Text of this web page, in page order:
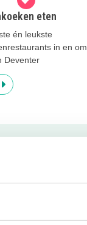
eten
én leukste
in en om
Deventer